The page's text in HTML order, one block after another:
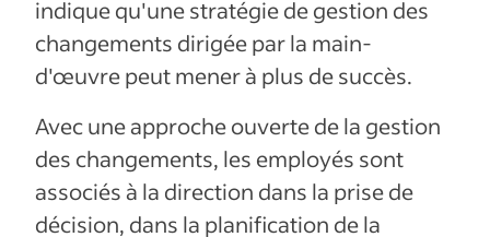
indique qu'une stratégie de gestion des
changements dirigée par la main-
d'œuvre peut mener à plus de succès.
Avec une approche ouverte de la gestion
des changements, les employés sont
associés à la direction dans la prise de
décision, dans la planification de la